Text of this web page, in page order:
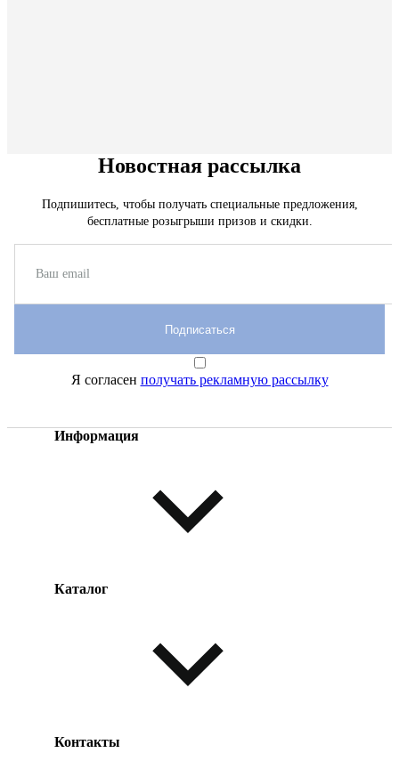
Информация
Таблица размеров
Каталог
Контакты
Новостная рассылка
Подпишитесь, чтобы получать специальные предложения,
бесплатные розыгрыши призов и скидки.
Подписаться
Я согласен получать рекламную рассылку